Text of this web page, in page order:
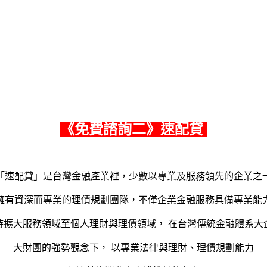
《免費諮詢二》速配貸
速配貸」是台灣金融產業裡，少數以專業及服務領先的企業之
有資深而專業的理債規劃團隊，不僅企業金融服務具備專業能
擴大服務領域至個人理財與理債領域， 在台灣傳統金融體系大
大財團的強勢觀念下， 以專業法律與理財、理債規劃能力